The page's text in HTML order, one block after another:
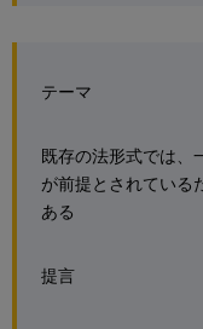
テーマ
既存の法形式では、
が前提とされている
ある
提言